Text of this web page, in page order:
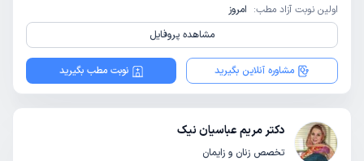
اولین نوبت آزاد مطب: امروز
مشاهده پروفایل
مشاوره آنلاین بگیرید نوبت مطب بگیرید
دکتر مریم عباسیان نیک
تخصص زنان و زایمان